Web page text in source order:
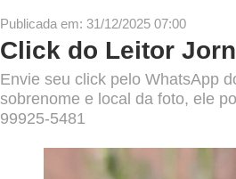
Publicada em: 31/12/2025 07:00
Click do Leitor
Envie seu click pelo WhatsApp
sobrenome e local da foto, ele
99925-5481